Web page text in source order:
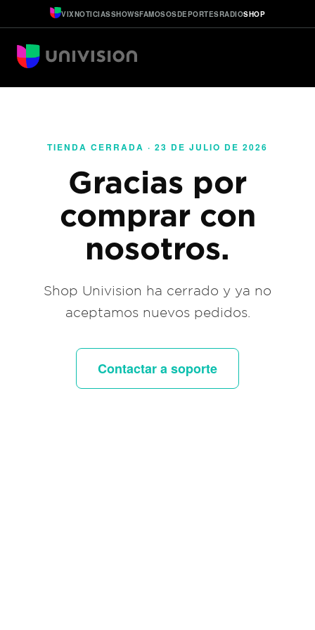
VIXNOTICIASSHOWSFAMOSOSDEPORTESRADIOSHOP
TIENDA CERRADA · 23 DE JULIO DE 2026
Gracias por
comprar con
nosotros.
Shop Univision ha cerrado y ya no
aceptamos nuevos pedidos.
Contactar a soporte